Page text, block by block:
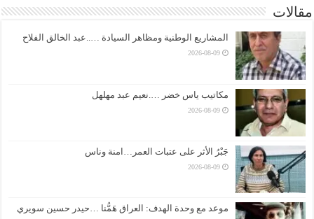
مقالات
المشاريع الوطنية ومظاهر السيادة …..عبد الخالق الفلاح
2026-08-09
مكاتيب ياس خضر ….نعيم عبد مهلهل
2026-08-09
جَبْرُ الأثر على عتبات العمر…امنة وناس
2026-08-09
موعد مع وحدة الهدف: العراق هَمُّنا …حيدر حسين سويري